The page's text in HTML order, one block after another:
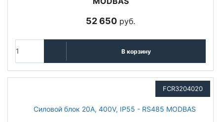
52 650 руб.
В корзину
FCR3204020